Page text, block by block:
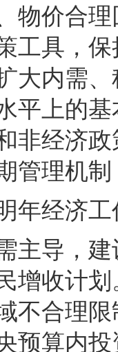
物价合
工具，
大内需
平上的
非经济
管理机
经济工
导，建
增收计
不合理
预算内